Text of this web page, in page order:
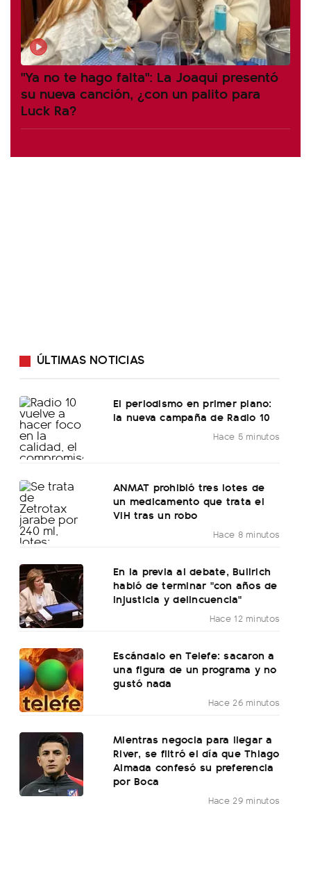
"Ya no te hago falta": La Joaqui presentó
su nueva canción, ¿con un palito para
Luck Ra?
ÚLTIMAS NOTICIAS
El periodismo en primer plano:
la nueva campaña de Radio 10
Hace 5 minutos
ANMAT prohibió tres lotes de
un medicamento que trata el
VIH tras un robo
Hace 8 minutos
En la previa al debate, Bullrich
habló de terminar "con años de
injusticia y delincuencia"
Hace 12 minutos
Escándalo en Telefe: sacaron a
una figura de un programa y no
gustó nada
Hace 26 minutos
Mientras negocia para llegar a
River, se filtró el día que Thiago
Almada confesó su preferencia
por Boca
Hace 29 minutos